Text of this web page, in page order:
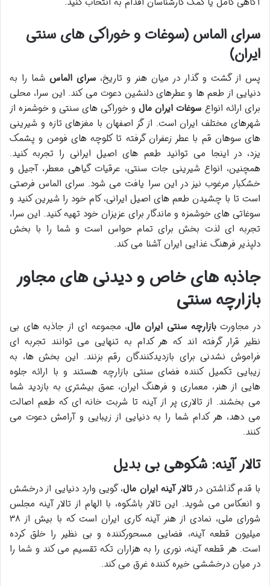
سرای الماس (سوغات و خوراکی های سنتی
ایران)
پس از گشت و گذار در میان هنر و تاریخ، سرای الماس شما را به
دنیایی از طعم ها و عطرهای دلنشین دعوت می کند. این سرا، محلی
برای ارائه انواع سوغات ایران مال و خوراکی های سنتی و خوشمزه از
شهرهای مختلف ایران است. از گز اصفهان با مغزهای تازه و شیرینی
های سوهان قم با عطر زعفران گرفته تا کلوچه های فومن و پشمک
یزد، در اینجا می توانید طعم های اصیل ایرانی را تجربه کنید.
همچنین، انواع شیرینی جات سنتی، عرقیات گیاهی معطر، آجیل و
خشکبار مرغوب نیز در این سرا یافت می شود. سرای الماس فرصتی
است تا با چشیدن طعم های اصیل ایرانی، کام خود را شیرین کنید و
سوغاتی های خوشمزه و ماندگار برای عزیزان خود تهیه کنید. این سرا،
تجربه ای لذت بخش برای تمام حواس است و شما را با بخش
دلپذیر فرهنگ غذایی ایران آشنا می کند.
جاذبه های خاص و دیدنی های مجاور
بازارچه سنتی
در مجاورتبازارچه سنتی ایران مال، مجموعه ای از جاذبه های بی
نظیر قرار گرفته اند که هر کدام به تنهایی می توانند تجربه ای
فراموش نشدنی برای بازدیدکنندگان رقم بزنند. این بخش ها، به
زیبایی تکمیل کننده فضای سنتی بازارچه هستند و با ارائه جلوه
هایی از هنر، معماری و فرهنگ ایران، عمق بیشتری به بازدید شما
می بخشند. از تالاری پر از آینه تا شربت خانه ای که طعم اصالت
می دهد، هر کدام شما را به دنیایی از زیبایی و آرامش دعوت می
کنند.
تالار آینه: شکوهی بی بدیل
با قدم گذاشتن در تالار آینه ایران مال، گویی وارد دنیایی از درخشش
و انعکاس می شوید. این تالار باشکوه، با الهام از تالار آینه مجلس
شورای ملی، نمادی از هنر آینه کاری ایران است که با بیش از ۳۸
میلیون قطعه آینه، فضایی مسحورکننده و بی نظیر را خلق کرده
است. هر قطعه آینه، نوری را به هزاران تکه تقسیم می کند و شما را
در میان درخششی خیره کننده غرق می کند.